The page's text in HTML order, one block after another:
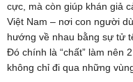
cực, mà còn giúp khán giả
Việt Nam – nơi con người
hướng về nhau bằng sự tử
Đó chính là “chất” làm nên
không chỉ đi qua những